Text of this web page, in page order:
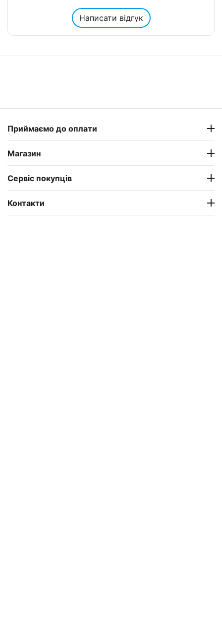
Написати відгук
Приймаємо до оплати
Магазин
Сервіс покупців
Контакти